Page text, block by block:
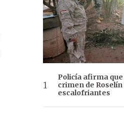
Policía afirma
crimen de
escalofriantes